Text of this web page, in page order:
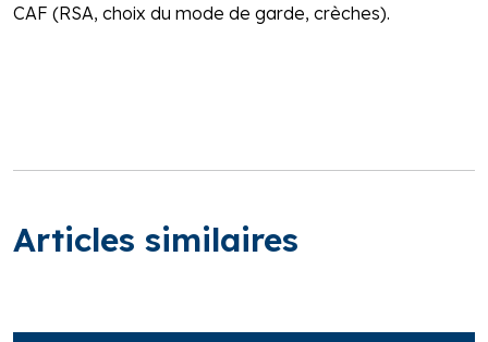
CAF (RSA, choix du mode de garde, crèches).
Articles similaires